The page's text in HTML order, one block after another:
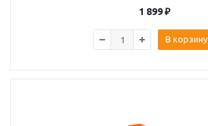
1 899₽
В корзину